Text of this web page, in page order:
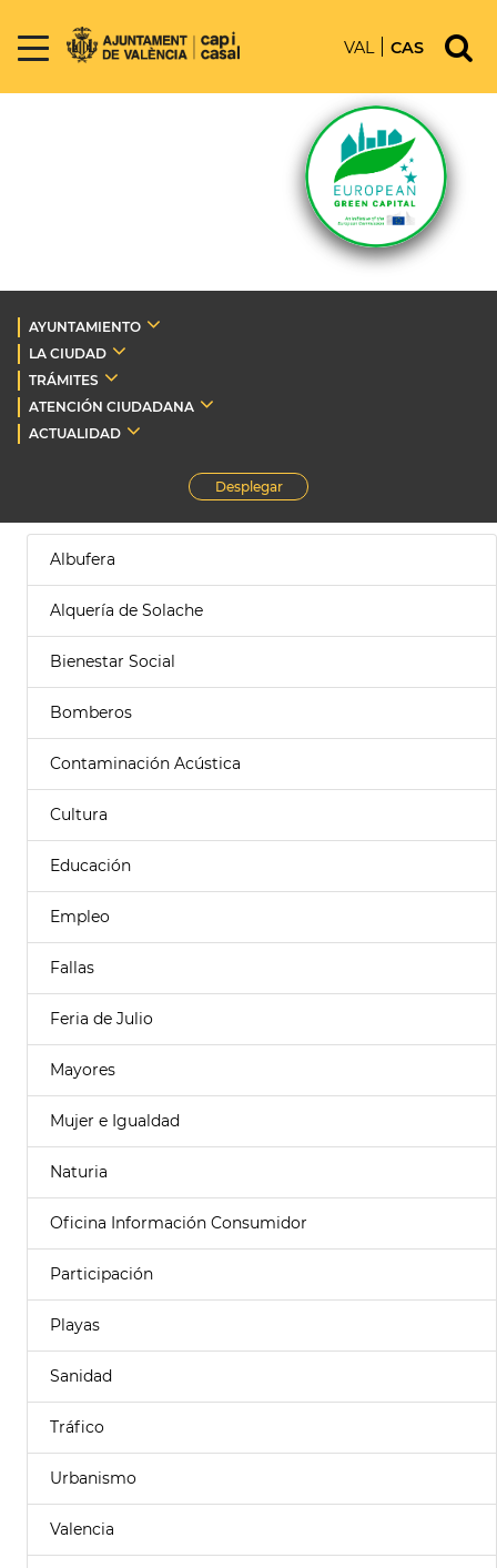
VAL CAS
AYUNTAMIENTO
LA CIUDAD
TRÁMITES
ATENCIÓN CIUDADANA
ACTUALIDAD
Desplegar
Albufera
Alquería de Solache
Bienestar Social
Bomberos
Contaminación Acústica
Cultura
Educación
Empleo
Fallas
Feria de Julio
Mayores
Mujer e Igualdad
Naturia
Oficina Información Consumidor
Participación
Playas
Sanidad
Tráfico
Urbanismo
Valencia